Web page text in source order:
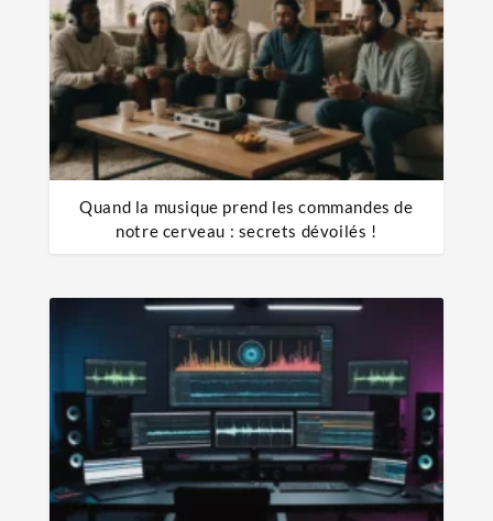
Quand la musique prend les commandes de
notre cerveau : secrets dévoilés !